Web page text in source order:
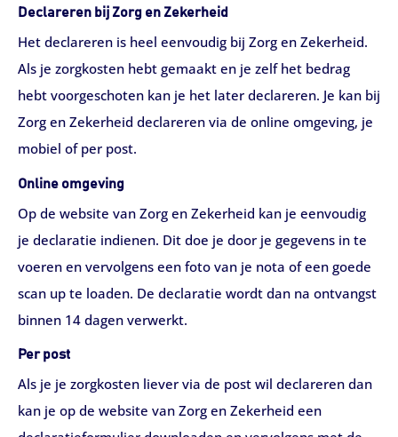
Declareren bij Zorg en Zekerheid
Het declareren is heel eenvoudig bij Zorg en Zekerheid.
Als je zorgkosten hebt gemaakt en je zelf het bedrag
hebt voorgeschoten kan je het later declareren. Je kan bij
Zorg en Zekerheid declareren via de online omgeving, je
mobiel of per post.
Online omgeving
Op de website van Zorg en Zekerheid kan je eenvoudig
je declaratie indienen. Dit doe je door je gegevens in te
voeren en vervolgens een foto van je nota of een goede
scan up te loaden. De declaratie wordt dan na ontvangst
binnen 14 dagen verwerkt.
Per post
Als je je zorgkosten liever via de post wil declareren dan
kan je op de website van Zorg en Zekerheid een